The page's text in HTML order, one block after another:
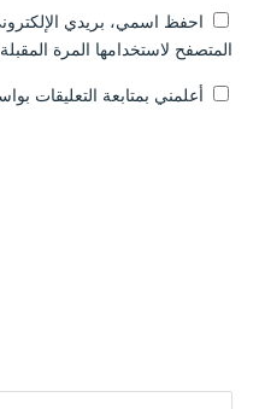
احفظ اسمي، بريدي
المتصفح لاستخدامها المرة
أعلمني بمتابعة التعليقات